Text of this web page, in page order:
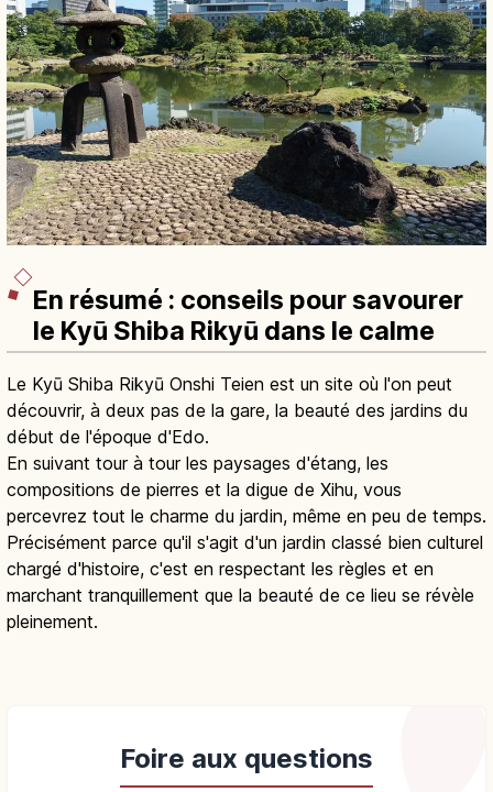
En résumé : conseils pour savourer
le Kyū Shiba Rikyū dans le calme
Le Kyū Shiba Rikyū Onshi Teien est un site où l'on peut
découvrir, à deux pas de la gare, la beauté des jardins du
début de l'époque d'Edo.
En suivant tour à tour les paysages d'étang, les
compositions de pierres et la digue de Xihu, vous
percevrez tout le charme du jardin, même en peu de temps.
Précisément parce qu'il s'agit d'un jardin classé bien culturel
chargé d'histoire, c'est en respectant les règles et en
marchant tranquillement que la beauté de ce lieu se révèle
pleinement.
Foire aux questions